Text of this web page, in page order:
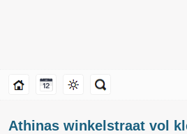
Athinas winkelstraat vol